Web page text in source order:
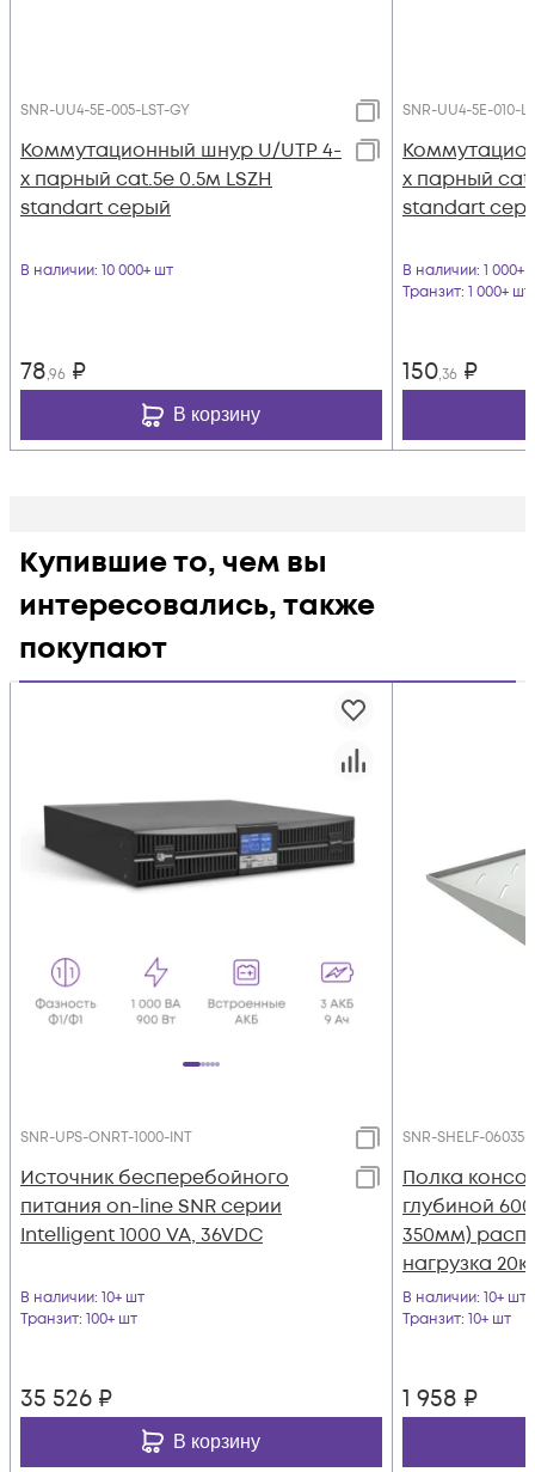
SNR-UU4-5E-005-LST-GY
Коммутационный шнур U/UTP 4-
х парный cat.5e 0.5м LSZH
standart серый
В наличии: 10 000+ шт
78,96 ₽
В корзину
SNR-UU4-5E-010-
х парный
standart
В наличии: 1 000+
Транзит: 1 000+ шт
150,36 ₽
Купившие то, чем вы
интересовались, также
покупают
SNR-UPS-ONRT-1000-INT
Источник бесперебойного
питания on-line SNR серии
Intelligent 1000 VA, 36VDC
В наличии: 10+ шт
Транзит: 100+ шт
35 526 ₽
В корзину
SNR-SHELF-
Полка
глубиной
350мм)
нагрузка
SHELF-
В наличии: 10+ шт
Транзит: 10+ шт
1 958 ₽